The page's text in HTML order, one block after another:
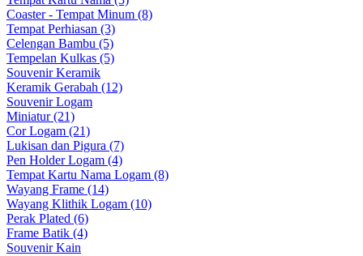
Coaster - Tempat Minum (8)
Tempat Perhiasan (3)
Celengan Bambu (5)
Tempelan Kulkas (5)
Souvenir Keramik
Keramik Gerabah (12)
Souvenir Logam
Miniatur (21)
Cor Logam (21)
Lukisan dan Pigura (7)
Pen Holder Logam (4)
Tempat Kartu Nama Logam (8)
Wayang Frame (14)
Wayang Klithik Logam (10)
Perak Plated (6)
Frame Batik (4)
Souvenir Kain